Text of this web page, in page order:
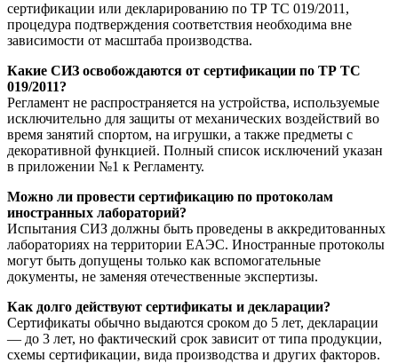
сертификации или декларированию по ТР ТС 019/2011,
процедура подтверждения соответствия необходима вне
зависимости от масштаба производства.
Какие СИЗ освобождаются от сертификации по ТР ТС
019/2011?
Регламент не распространяется на устройства, используемые
исключительно для защиты от механических воздействий во
время занятий спортом, на игрушки, а также предметы с
декоративной функцией. Полный список исключений указан
в приложении №1 к Регламенту.
Можно ли провести сертификацию по протоколам
иностранных лабораторий?
Испытания СИЗ должны быть проведены в аккредитованных
лабораториях на территории ЕАЭС. Иностранные протоколы
могут быть допущены только как вспомогательные
документы, не заменяя отечественные экспертизы.
Как долго действуют сертификаты и декларации?
Сертификаты обычно выдаются сроком до 5 лет, декларации
— до 3 лет, но фактический срок зависит от типа продукции,
схемы сертификации, вида производства и других факторов.